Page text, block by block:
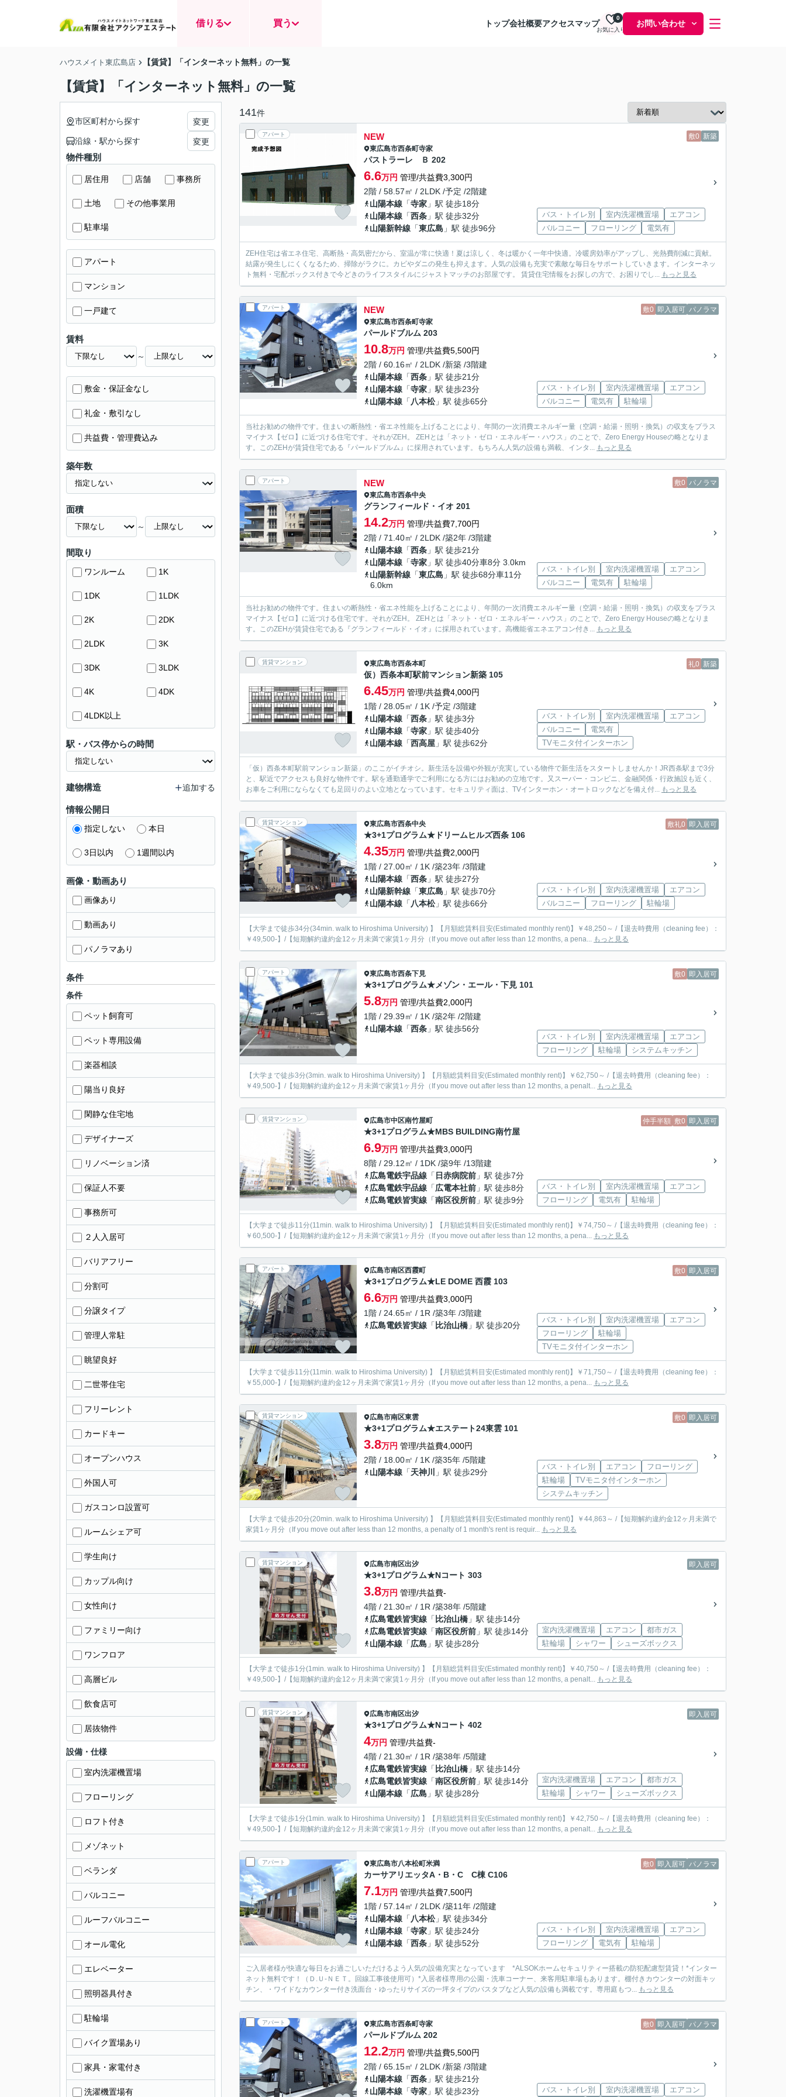
借りる 買う トップ会社概要アクセスマップ
お気に入り
0
お問い合わせ
ハウスメイト東広島店 【賃貸】「インターネット無料」の一覧
【賃貸】「インターネット無料」の一覧
141件
アパート 敷0 新築
NEW
東広島市西条町寺家
パストラーレ Ｂ 202
6.6万円 管理/共益費3,300円
2階 / 58.57㎡ / 2LDK /予定 /2階建
山陽本線 「寺家 」駅 徒歩18分
山陽本線 「西条 」駅 徒歩32分
山陽新幹線 「東広島 」駅 徒歩96分
バス・トイレ別 室内洗濯機置場
エアコン
バルコニー
フローリング 電気有
ZEH住宅は省エネ住宅、高断熱・高気密だから、室温が常に快適！夏は涼しく、冬は暖かく一年中快適。冷暖房効率がアップし、光熱費削減に貢献。
結露が発生しにくくなるため、掃除がラクに。カビやダニの発生も抑えます。人気の設備も充実で素敵な毎日をサポートしていきます。インターネッ
ト無料・宅配ボックス付きで今どきのライフスタイルにジャストマッチのお部屋です。 賃貸住宅情報をお探しの方で、お困りでし... もっと見る
アパート 敷0 即入居可 パノラマ
NEW
東広島市西条町寺家
パールドブルム 203
10.8万円 管理/共益費5,500円
2階 / 60.16㎡ / 2LDK /新築 /3階建
山陽本線 「西条 」駅 徒歩21分
山陽本線 「寺家 」駅 徒歩23分
山陽本線 「 八本松」駅 徒歩65分
バス・トイレ別 室内洗濯機置場
エアコン
バルコニー
電気有 駐輪場
当社お勧めの物件です。住まいの断熱性・省エネ性能を上げることにより、年間の一次消費エネルギー量（空調・給湯・照明・換気）の収支をプラス
マイナス【ゼロ】に近づける住宅です。それがZEH。 ZEHとは「ネット・ゼロ・エネルギー・ハウス」のことで、Zero Energy Houseの略となりま
す。このZEHが賃貸住宅である『パールドブルム』に採用されています。もちろん人気の設備も満載、インタ... もっと見る
アパート 敷0 パノラマ
NEW
東広島市西条中央
グランフィールド・イオ 201
14.2万円 管理/共益費7,700円
2階 / 71.40㎡ / 2LDK /築2年 /3階建
山陽本線 「西条 」駅 徒歩21分
山陽本線 「寺家 」駅 徒歩40分車8分 3.0km
山陽新幹線 「東広島 」駅 徒歩68分車11分
6.0km
バス・トイレ別 室内洗濯機置場
エアコン
バルコニー
電気有 駐輪場
当社お勧めの物件です。住まいの断熱性・省エネ性能を上げることにより、年間の一次消費エネルギー量（空調・給湯・照明・換気）の収支をプラス
マイナス【ゼロ】に近づける住宅です。それがZEH。 ZEHとは「ネット・ゼロ・エネルギー・ハウス」のことで、Zero Energy Houseの略となりま
す。このZEHが賃貸住宅である『グランフィールド・イオ』に採用されています。高機能省エネエアコン付き... もっと見る
賃貸マンション 礼0 新築
東広島市西条本町
仮）西条本町駅前マンション新築 105
6.45万円 管理/共益費4,000円
1階 / 28.05㎡ / 1K /予定 /3階建
山陽本線 「西条 」駅 徒歩3分
山陽本線 「寺家 」駅 徒歩40分
山陽本線 「西高屋 」駅 徒歩62分
バス・トイレ別 室内洗濯機置場
エアコン
バルコニー
電気有
TVモニタ付インターホン
「仮）西条本町駅前マンション新築」のここがイチオシ。新生活を設備や外観が充実している物件で新生活をスタートしませんか！JR西条駅まで3分
と、駅近でアクセスも良好な物件です。駅を通勤通学でご利用になる方にはお勧めの立地です。又スーパー・コンビニ、金融関係・行政施設も近く、
お車をご利用にならなくても足回りのよい立地となっています。セキュリティ面は、TVインターホン・オートロックなどを備え付... もっと見る
賃貸マンション 敷礼0 即入居可
東広島市西条中央
★3+1プログラム★ドリームヒルズ西条 106
4.35万円 管理/共益費2,000円
1階 / 27.00㎡ / 1K /築23年 /3階建
山陽本線 「西条 」駅 徒歩27分
山陽新幹線 「東広島 」駅 徒歩70分
山陽本線 「 八本松」駅 徒歩66分
バス・トイレ別 室内洗濯機置場
エアコン
バルコニー
フローリング 駐輪場
【大学まで徒歩34分(34min. walk to Hiroshima University) 】【月額総賃料目安(Estimated monthly rent)】￥48,250～ /【退去時費用（cleaning fee）：
￥49,500-】/【短期解約違約金12ヶ月未満で家賃1ヶ月分（If you move out after less than 12 months, a pena... もっと見る
アパート 敷0 即入居可
東広島市西条下見
★3+1プログラム★メゾン・エール・下見 101
5.8万円 管理/共益費2,000円
1階 / 29.39㎡ / 1K /築2年 /2階建
山陽本線 「西条 」駅 徒歩56分
バス・トイレ別 室内洗濯機置場
エアコン
フローリング
駐輪場 システムキッチン
【大学まで徒歩3分(3min. walk to Hiroshima University) 】【月額総賃料目安(Estimated monthly rent)】￥62,750～ /【退去時費用（cleaning fee）：
￥49,500-】/【短期解約違約金12ヶ月未満で家賃1ヶ月分（If you move out after less than 12 months, a penalt... もっと見る
賃貸マンション 仲手半額 敷0 即入居可
広島市中区南竹屋町
★3+1プログラム★MBS BUILDING南竹屋
6.9万円 管理/共益費3,000円
8階 / 29.12㎡ / 1DK /築9年 /13階建
広島電鉄宇品線 「 日赤病院前 」駅 徒歩7分
広島電鉄宇品線 「広電本社前 」駅 徒歩8分
広島電鉄皆実線 「南区役所前 」駅 徒歩9分
バス・トイレ別 室内洗濯機置場
エアコン
フローリング
電気有 駐輪場
【大学まで徒歩11分(11min. walk to Hiroshima University) 】【月額総賃料目安(Estimated monthly rent)】￥74,750～ /【退去時費用（cleaning fee）：
￥60,500-】/【短期解約違約金12ヶ月未満で家賃1ヶ月分（If you move out after less than 12 months, a pena... もっと見る
アパート 敷0 即入居可
広島市南区西霞町
★3+1プログラム★LE DOME 西霞 103
6.6万円 管理/共益費3,000円
1階 / 24.65㎡ / 1R /築3年 /3階建
広島電鉄皆実線 「 比治山橋 」駅 徒歩20分
バス・トイレ別 室内洗濯機置場
エアコン
フローリング
駐輪場
TVモニタ付インターホン
【大学まで徒歩11分(11min. walk to Hiroshima University) 】【月額総賃料目安(Estimated monthly rent)】￥71,750～ /【退去時費用（cleaning fee）：
￥55,000-】/【短期解約違約金12ヶ月未満で家賃1ヶ月分（If you move out after less than 12 months, a pena... もっと見る
賃貸マンション 敷0 即入居可
広島市南区東雲
★3+1プログラム★エステート24東雲 101
3.8万円 管理/共益費4,000円
2階 / 18.00㎡ / 1K /築35年 /5階建
山陽本線 「天神川 」駅 徒歩29分
バス・トイレ別 エアコン
フローリング
駐輪場
TVモニタ付インターホン
システムキッチン
【大学まで徒歩20分(20min. walk to Hiroshima University) 】【月額総賃料目安(Estimated monthly rent)】￥44,863～ /【短期解約違約金12ヶ月未満で
家賃1ヶ月分（If you move out after less than 12 months, a penalty of 1 month's rent is requir... もっと見る
賃貸マンション 即入居可
広島市南区出汐
★3+1プログラム★Nコート 303
3.8万円 管理/共益費-
4階 / 21.30㎡ / 1R /築38年 /5階建
広島電鉄皆実線 「 比治山橋 」駅 徒歩14分
広島電鉄皆実線 「南区役所前 」駅 徒歩14分
山陽本線 「広島 」駅 徒歩28分
室内洗濯機置場 エアコン
都市ガス
駐輪場
シャワー シューズボックス
【大学まで徒歩1分(1min. walk to Hiroshima University) 】【月額総賃料目安(Estimated monthly rent)】￥40,750～ /【退去時費用（cleaning fee）：
￥49,500-】/【短期解約違約金12ヶ月未満で家賃1ヶ月分（If you move out after less than 12 months, a penalt... もっと見る
賃貸マンション 即入居可
広島市南区出汐
★3+1プログラム★Nコート 402
4万円 管理/共益費-
4階 / 21.30㎡ / 1R /築38年 /5階建
広島電鉄皆実線 「 比治山橋 」駅 徒歩14分
広島電鉄皆実線 「南区役所前 」駅 徒歩14分
山陽本線 「広島 」駅 徒歩28分
室内洗濯機置場 エアコン
都市ガス
駐輪場
シャワー シューズボックス
【大学まで徒歩1分(1min. walk to Hiroshima University) 】【月額総賃料目安(Estimated monthly rent)】￥42,750～ /【退去時費用（cleaning fee）：
￥49,500-】/【短期解約違約金12ヶ月未満で家賃1ヶ月分（If you move out after less than 12 months, a penalt... もっと見る
アパート 敷0 即入居可 パノラマ
東広島市八本松町米満
カーサアリエッタA・B・C C棟 C106
7.1万円 管理/共益費7,500円
1階 / 57.14㎡ / 2LDK /築11年 /2階建
山陽本線 「 八本松」駅 徒歩34分
山陽本線 「寺家 」駅 徒歩24分
山陽本線 「西条 」駅 徒歩52分
バス・トイレ別 室内洗濯機置場
エアコン
フローリング
電気有 駐輪場
ご入居者様が快適な毎日をお過ごしいただけるよう人気の設備充実となっています *ALSOKホームセキュリティー搭載の防犯配慮型賃貸！*インター
ネット無料です！（Ｄ.Ｕ-ＮＥＴ。回線工事後使用可）*入居者様専用の公園・洗車コーナー、来客用駐車場もあります。棚付きカウンターの対面キッ
チン、・ワイドなカウンター付き洗面台・ゆったりサイズの一坪タイプのバスタブなど人気の設備も満載です。専用庭もつ... もっと見る
アパート 敷0 即入居可 パノラマ
東広島市西条町寺家
パールドブルム 202
12.2万円 管理/共益費5,500円
2階 / 65.15㎡ / 2LDK /新築 /3階建
山陽本線 「西条 」駅 徒歩21分
山陽本線 「寺家 」駅 徒歩23分 バス・トイレ別 室内洗濯機置場 エアコン
市区町村から探す 変更
沿線・駅から探す 変更
物件種別
居住用 店舗 事務所
土地 その他事業用
駐車場
アパート
マンション
一戸建て
賃料
～
敷金・保証金なし
礼金・敷引なし
共益費・管理費込み
築年数
面積
～
間取り
ワンルーム 1K
1DK 1LDK
2K 2DK
2LDK 3K
3DK 3LDK
4K 4DK
4LDK以上
駅・バス停からの時間
建物構造 追加する
情報公開日
指定しない 本日
3日以内 1週間以内
画像・動画あり
画像あり
動画あり
パノラマあり
条件
条件
ペット飼育可
ペット専用設備
楽器相談
陽当り良好
閑静な住宅地
デザイナーズ
リノベーション済
保証人不要
事務所可
２人入居可
バリアフリー
分割可
分譲タイプ
管理人常駐
眺望良好
二世帯住宅
フリーレント
カードキー
オープンハウス
外国人可
ガスコンロ設置可
ルームシェア可
学生向け
カップル向け
女性向け
ファミリー向け
ワンフロア
高層ビル
飲食店可
居抜物件
設備・仕様
室内洗濯機置場
フローリング
ロフト付き
メゾネット
ベランダ
バルコニー
ルーフバルコニー
オール電化
エレベーター
照明器具付き
駐輪場
バイク置場あり
家具・家電付き
洗濯機置場有